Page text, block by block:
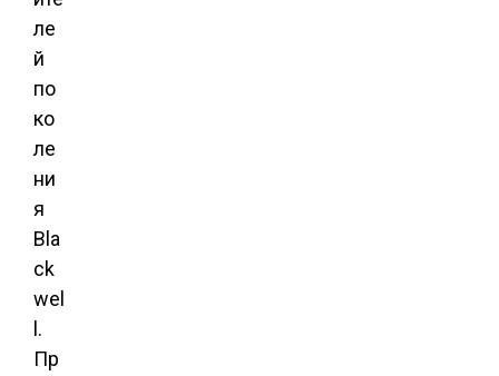
ле
й
по
ко
ле
ни
я
Bla
ck
wel
l.
Пр